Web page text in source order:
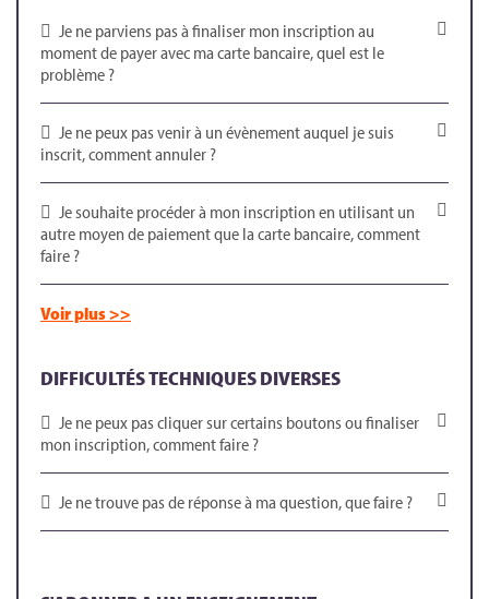
Je ne parviens pas à finaliser mon inscription au
moment de payer avec ma carte bancaire, quel est le
problème ?
Je ne peux pas venir à un évènement auquel je suis
inscrit, comment annuler ?
Je souhaite procéder à mon inscription en utilisant un
autre moyen de paiement que la carte bancaire, comment
faire ?
Voir plus >>
DIFFICULTÉS TECHNIQUES DIVERSES
Je ne peux pas cliquer sur certains boutons ou finaliser
mon inscription, comment faire ?
Je ne trouve pas de réponse à ma question, que faire ?